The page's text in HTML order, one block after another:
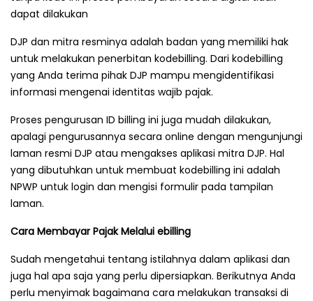
dapat dilakukan
DJP dan mitra resminya adalah badan yang memiliki hak
untuk melakukan penerbitan kodebilling. Dari kodebilling
yang Anda terima pihak DJP mampu mengidentifikasi
informasi mengenai identitas wajib pajak.
Proses pengurusan ID billing ini juga mudah dilakukan,
apalagi pengurusannya secara online dengan mengunjungi
laman resmi DJP atau mengakses aplikasi mitra DJP. Hal
yang dibutuhkan untuk membuat kodebilling ini adalah
NPWP untuk login dan mengisi formulir pada tampilan
laman.
Cara Membayar Pajak Melalui ebilling
Sudah mengetahui tentang istilahnya dalam aplikasi dan
juga hal apa saja yang perlu dipersiapkan. Berikutnya Anda
perlu menyimak bagaimana cara melakukan transaksi di